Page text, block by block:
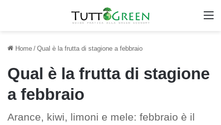
Home / Qual è la frutta di stagione a febbraio
Qual è la frutta di stagione
a febbraio
Arance, kiwi, limoni e mele: febbraio è il